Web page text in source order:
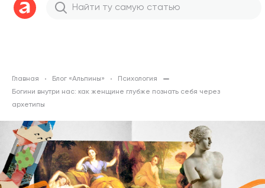
Главная Блог «Альпины»
Психология
Богини внутри нас: как женщине глубже познать себя через
архетипы